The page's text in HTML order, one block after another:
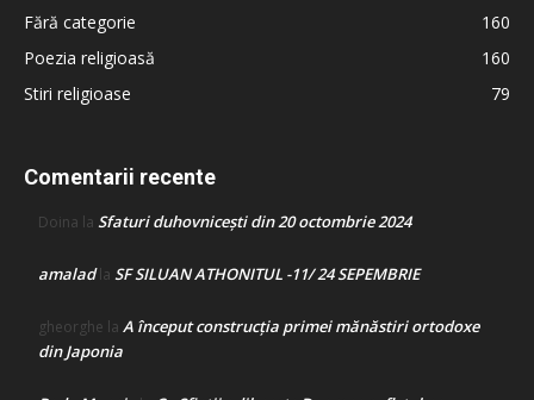
Fără categorie
160
Poezia religioasă
160
Stiri religioase
79
Comentarii recente
Doina la Sfaturi duhovnicești din 20 octombrie 2024
amaladla SF SILUAN ATHONITUL -11/ 24 SEPEMBRIE
gheorghe la A început construcţia primei mănăstiri ortodoxe
din Japonia